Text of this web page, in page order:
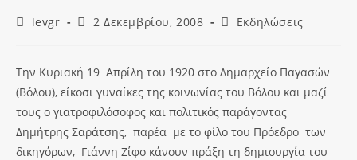
levgr 2 Δεκεμβρίου, 2008 Εκδηλώσεις
Την Κυριακή 19 Απρίλη του 1920 στο Δημαρχείο Παγασών
(Βόλου), είκοσι γυναίκες της κοινωνίας του Βόλου και μαζί
τους ο γιατροφιλόσοφος και πολιτικός παράγοντας
Δημήτρης Σαράτσης, παρέα με το φίλο του Πρόεδρο των
δικηγόρων, Γιάννη Ζίφο κάνουν πράξη τη δημιουργία του